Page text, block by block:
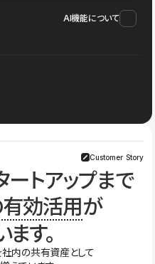
AI機能について
Customer Story
トアップまで
効活用が
す。
社内の共有資産として